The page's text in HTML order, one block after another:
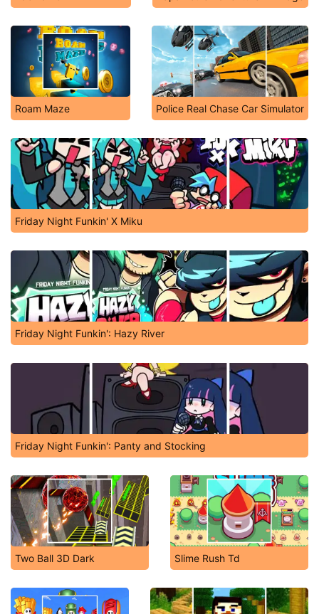
Roam Maze Police Real Chase Car Simulator
Friday Night Funkin' X Miku
Friday Night Funkin': Hazy River
Friday Night Funkin': Panty and Stocking
Two Ball 3D Dark Slime Rush Td